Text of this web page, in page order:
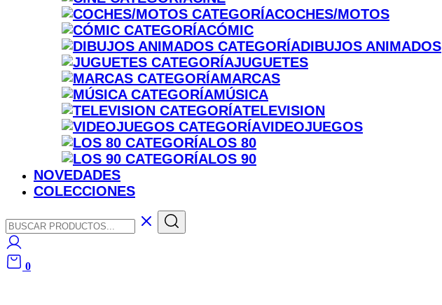
COCHES/MOTOS
CÓMIC
DIBUJOS ANIMADOS
JUGUETES
MARCAS
MÚSICA
TELEVISION
VIDEOJUEGOS
LOS 80
LOS 90
NOVEDADES
COLECCIONES
0